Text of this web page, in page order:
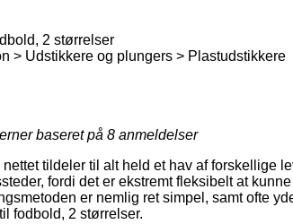
2 størrelser
> Udstikkere og plungers > Plastudstikkere
baseret på 8 anmeldelser
tildeler til alt held et hav af forskellige
fordi det er ekstremt fleksibelt at
er nemlig ret simpel, samt ofte
fodbold, 2 størrelser.